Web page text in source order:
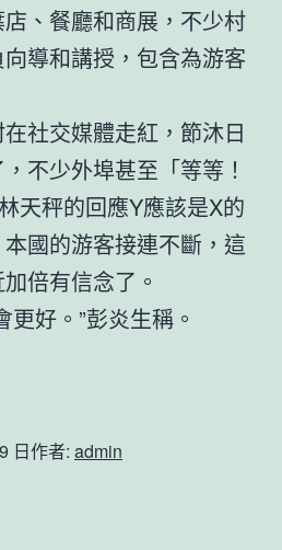
、餐廳和商展，不少村
導和講授，包含為游客
社交媒體走紅，節沐日
不少外埠甚至「等等！
天秤的回應Y應該是X的
國的游客接連不斷，這
倍有信念了。
更好。”彭炎生稱。
日作者: admin